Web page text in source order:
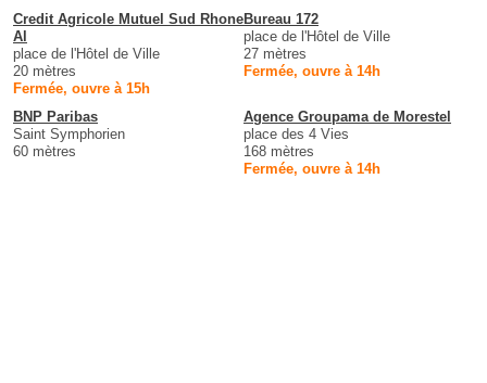
Credit Agricole Mutuel Sud Rhone
Al
place de l'Hôtel de Ville
20 mètres
Fermée, ouvre à 15h
Bureau 172
place de l'Hôtel de Ville
27 mètres
Fermée, ouvre à 14h
BNP Paribas
Saint Symphorien
60 mètres
Agence Groupama de Morestel
place des 4 Vies
168 mètres
Fermée, ouvre à 14h